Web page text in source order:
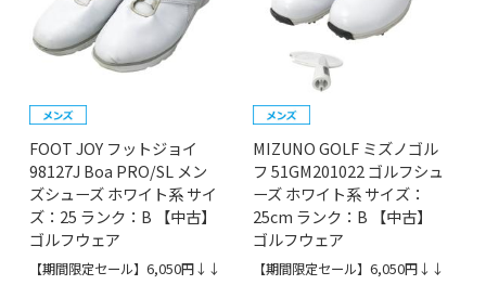
FOOT JOY フットジョイ
98127J Boa PRO/SL メン
ズシューズ ホワイト系 サイ
ズ：25 ランク：B 【中古】
ゴルフウェア
【期間限定セール】6,050円↓↓
MIZUNO GOLF ミズノゴル
フ 51GM201022 ゴルフシュ
ーズ ホワイト系 サイズ：
25cm ランク：B 【中古】
ゴルフウェア
【期間限定セール】6,050円↓↓